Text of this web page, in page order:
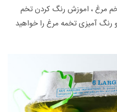
مرغ ،‌ اموزش رنگ کردن تخم
آمیزی تخمه مرغ را خواهید